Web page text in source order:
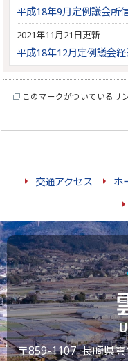
平成18年9月定例議会所
2021年11月21日更新
平成18年12月定例議会
このマークがついているリ
交通アクセス ホ
〒859-1107 長崎県